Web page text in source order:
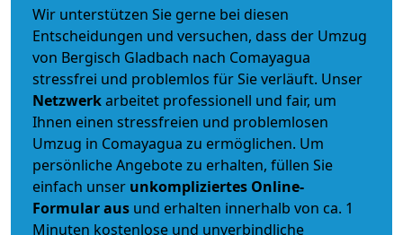
Wir unterstützen Sie gerne bei diesen
Entscheidungen und versuchen, dass der Umzug
von Bergisch Gladbach nach Comayagua
stressfrei und problemlos für Sie verläuft. Unser
Netzwerkarbeitet professionell und fair, um
Ihnen einen stressfreien und problemlosen
Umzug in Comayagua zu ermöglichen. Um
persönliche Angebote zu erhalten, füllen Sie
einfach unser unkompliziertes Online-
Formular aus und erhalten innerhalb von ca. 1
Minuten kostenlose und unverbindliche